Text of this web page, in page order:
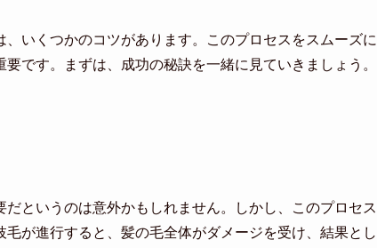
いくつかのコツがあります。このプロセスをスムーズに
です。まずは、成功の秘訣を一緒に見ていきましょう。
というのは意外かもしれません。しかし、このプロセス
が進行すると、髪の毛全体がダメージを受け、結果とし